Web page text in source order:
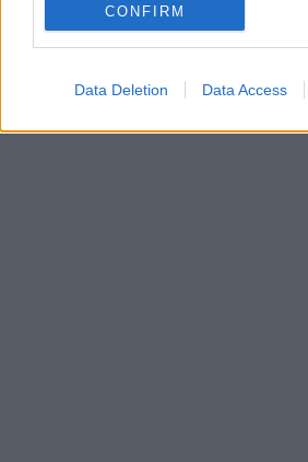
CONFIRM
Data Deletion Data Access